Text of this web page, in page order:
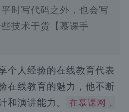
时写代码之外，也会写
技术干货【慕课手
个人经验的在线教育代表
在线教育的魅力，他不断
和演讲能力。
在慕课网，